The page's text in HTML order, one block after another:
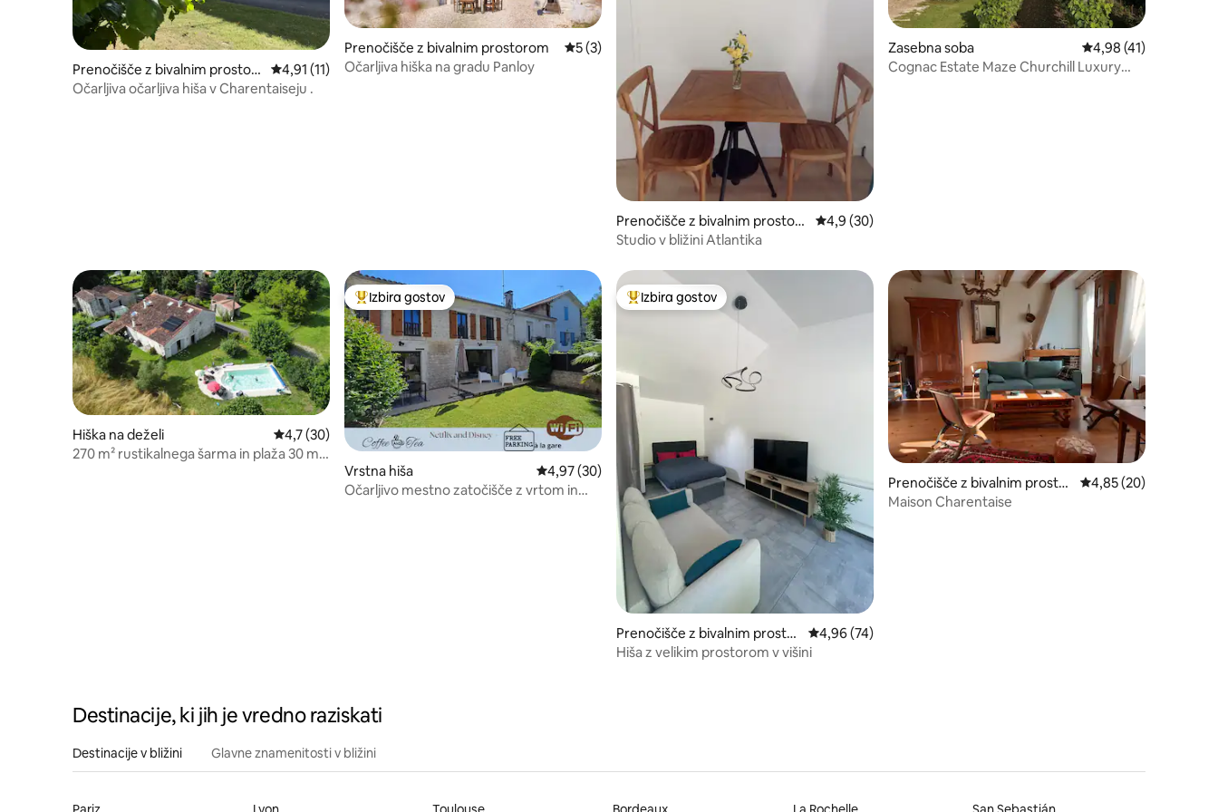
Prenočišče z bivalnim prostor
om
Povprečna ocena: 4,91 od 5, št. mnenj: 11
4,91 (11)
Očarljiva očarljiva hiša v Charentaiseju .
Prenočišče z bivalnim prostorom Povprečna ocena: 5 od 5, št. mnenj: 3
5 (3)
Očarljiva hiška na gradu Panloy
Prenočišče z bivalnim prostoro
m
Povprečna ocena: 4,9 od 5, št. mnenj: 30
4,9 (30)
Studio v bližini Atlantika
Zasebna soba Povprečna ocena:
4,98 (41)
Cognac Estate Maze Churchill Luxury
Hiška na deželi Povprečna ocena: 4,7 od 5, št. mnenj: 30
4,7 (30)
270 m² rustikalnega šarma in plaža 30 min
Najbolj priljubljena prenočišča z značko »Izbira gostov«
Izbira gostov
Vrstna hiša Povprečna ocena: 4,97 od 5, št. mnenj: 30
4,97 (30)
Očarljivo mestno zatočišče z vrtom in
Najbolj priljubljena prenočišča z značko »Izbira gostov«
Izbira gostov
Prenočišče z bivalnim prostor
om
Povprečna ocena: 4,96 od 5, št. mnenj: 74
4,96 (74)
Hiša z velikim prostorom v višini
Prenočišče z bivalnim prostor
om
Povprečna ocena:
4,85 (20)
Maison Charentaise
Destinacije, ki jih je vredno raziskati
Destinacije v bližini Glavne znamenitosti v bližini